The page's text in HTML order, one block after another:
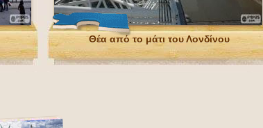
Θέα από το μάτι του Λονδίνου